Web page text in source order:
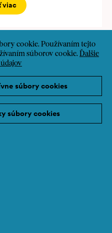
cookie. Používaním tejto
súborov cookie. Ďalšie
súbory cookies
súbory cookies
viac
12/03/25
SozialMarie,
našu online Q&A